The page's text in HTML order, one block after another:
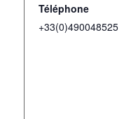
Téléphone
+33(0)490048525